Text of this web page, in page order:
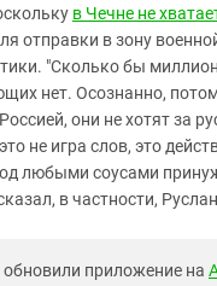
в Чечне не
отправки в зону
"Сколько бы
нет. Осознанно,
они не хотят за
не игра слов, это
любыми соусами
в частности,
приложение на